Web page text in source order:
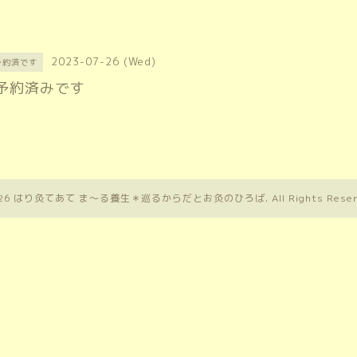
約済です 2023-07-26 (Wed)
約済みです
はり灸てあて ま〜る養生＊巡るからだとお灸のひろば. All Rights